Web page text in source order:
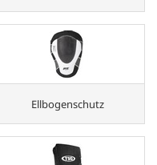
Ellbogenschutz